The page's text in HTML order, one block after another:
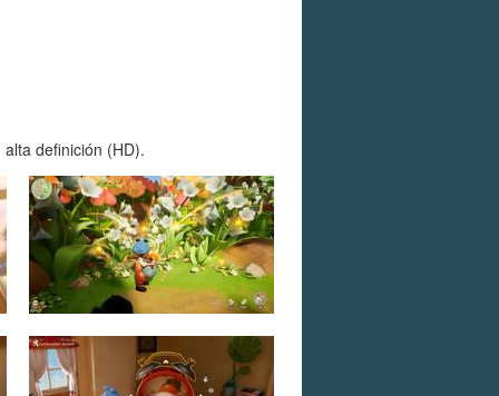
definición (HD).